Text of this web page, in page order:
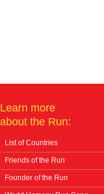
Learn more
about the Run:
List of Countries
Friends of the Run
Founder of the Run